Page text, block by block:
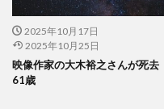
2025年10月17日
2025年10月25日
映像作家の大木裕之さんが死去
61歳